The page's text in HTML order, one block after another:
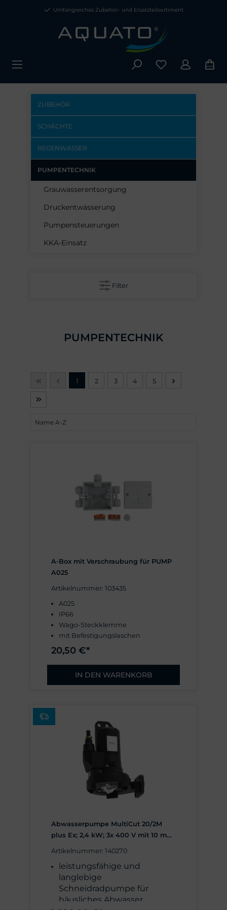
Umfangreiches Zubehör- und Ersatzteilsortiment
ZUBEHÖR
SCHÄCHTE
REGENWASSER
PUMPENTECHNIK
Grauwasserentsorgung
Druckentwässerung
Pumpensteuerungen
KKA-Einsatz
Filter
PUMPENTECHNIK
1 2 3 4 5
A-Box mit Verschraubung für PUMP
A025
Artikelnummer: 103435
A025
IP66
Wago-Steckklemme
mit Befestigungslaschen
inklusive 5× Kabelverschraubung
M20
20,50 €*
IN DEN WARENKORB
Abwasserpumpe MultiCut 20/2M
plus Ex; 2,4 kW; 3x 400 V mit 10 m
Artikelnummer: 140270
leistungsfähige und
langlebige
Schneidradpumpe für
häusliches Abwasser